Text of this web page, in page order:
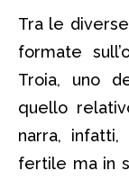
Tra le
formate
Troia, uno
quello
narra, infatti,
fertile ma in